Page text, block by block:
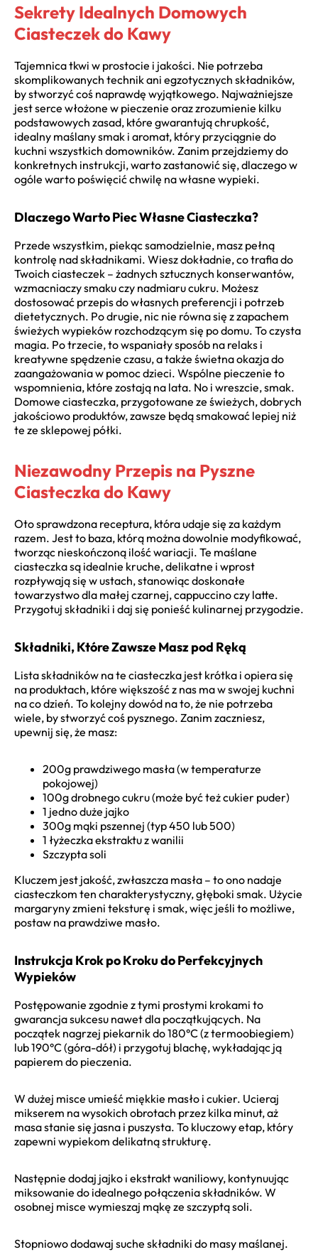
Sekrety Idealnych Domowych
Ciasteczek do Kawy
Tajemnica tkwi w prostocie i jakości. Nie potrzeba
skomplikowanych technik ani egzotycznych składników,
by stworzyć coś naprawdę wyjątkowego. Najważniejsze
jest serce włożone w pieczenie oraz zrozumienie kilku
podstawowych zasad, które gwarantują chrupkość,
idealny maślany smak i aromat, który przyciągnie do
kuchni wszystkich domowników. Zanim przejdziemy do
konkretnych instrukcji, warto zastanowić się, dlaczego w
ogóle warto poświęcić chwilę na własne wypieki.
Dlaczego Warto Piec Własne Ciasteczka?
Przede wszystkim, piekąc samodzielnie, masz pełną
kontrolę nad składnikami. Wiesz dokładnie, co trafia do
Twoich ciasteczek – żadnych sztucznych konserwantów,
wzmacniaczy smaku czy nadmiaru cukru. Możesz
dostosować przepis do własnych preferencji i potrzeb
dietetycznych. Po drugie, nic nie równa się z zapachem
świeżych wypieków rozchodzącym się po domu. To czysta
magia. Po trzecie, to wspaniały sposób na relaks i
kreatywne spędzenie czasu, a także świetna okazja do
zaangażowania w pomoc dzieci. Wspólne pieczenie to
wspomnienia, które zostają na lata. No i wreszcie, smak.
Domowe ciasteczka, przygotowane ze świeżych, dobrych
jakościowo produktów, zawsze będą smakować lepiej niż
te ze sklepowej półki.
Niezawodny Przepis na Pyszne
Ciasteczka do Kawy
Oto sprawdzona receptura, która udaje się za każdym
razem. Jest to baza, którą można dowolnie modyfikować,
tworząc nieskończoną ilość wariacji. Te maślane
ciasteczka są idealnie kruche, delikatne i wprost
rozpływają się w ustach, stanowiąc doskonałe
towarzystwo dla małej czarnej, cappuccino czy latte.
Przygotuj składniki i daj się ponieść kulinarnej przygodzie.
Składniki, Które Zawsze Masz pod Ręką
Lista składników na te ciasteczka jest krótka i opiera się
na produktach, które większość z nas ma w swojej kuchni
na co dzień. To kolejny dowód na to, że nie potrzeba
wiele, by stworzyć coś pysznego. Zanim zaczniesz,
upewnij się, że masz:
200g prawdziwego masła (w temperaturze
pokojowej)
100g drobnego cukru (może być też cukier puder)
1 jedno duże jajko
300g mąki pszennej (typ 450 lub 500)
1 łyżeczka ekstraktu z wanilii
Szczypta soli
Kluczem jest jakość, zwłaszcza masła – to ono nadaje
ciasteczkom ten charakterystyczny, głęboki smak. Użycie
margaryny zmieni teksturę i smak, więc jeśli to możliwe,
postaw na prawdziwe masło.
Instrukcja Krok po Kroku do Perfekcyjnych
Wypieków
Postępowanie zgodnie z tymi prostymi krokami to
gwarancja sukcesu nawet dla początkujących. Na
początek nagrzej piekarnik do 180°C (z termoobiegiem)
lub 190°C (góra-dół) i przygotuj blachę, wykładając ją
papierem do pieczenia.
W dużej misce umieść miękkie masło i cukier. Ucieraj
mikserem na wysokich obrotach przez kilka minut, aż
masa stanie się jasna i puszysta. To kluczowy etap, który
zapewni wypiekom delikatną strukturę.
Następnie dodaj jajko i ekstrakt waniliowy, kontynuując
miksowanie do idealnego połączenia składników. W
osobnej misce wymieszaj mąkę ze szczyptą soli.
Stopniowo dodawaj suche składniki do masy maślanej.